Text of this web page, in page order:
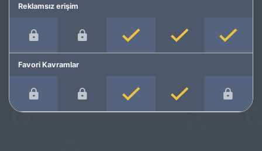
Reklamsız erişim
Favori Kavramlar